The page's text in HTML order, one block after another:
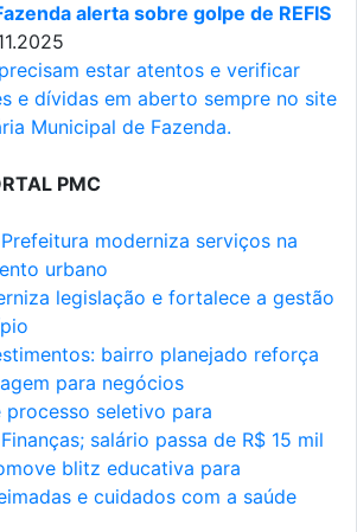
alerta sobre golpe de REFIS
estar atentos e verificar
e dívidas em aberto sempre no site
Municipal de Fazenda.
PMC
moderniza serviços na
urbano
legislação e fortalece a gestão
bairro planejado reforça
para negócios
processo seletivo para
salário passa de R$ 15 mil
blitz educativa para
e cuidados com a saúde